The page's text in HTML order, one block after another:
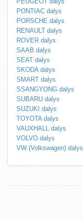
PONTIAC dalys
PORSCHE dalys
RENAULT dalys
ROVER dalys
SAAB dalys
SEAT dalys
SKODA dalys
SMART dalys
SSANGYONG dalys
SUBARU dalys
SUZUKI dalys
TOYOTA dalys
VAUXHALL dalys
VOLVO dalys
VW (Volkswagen) dalys